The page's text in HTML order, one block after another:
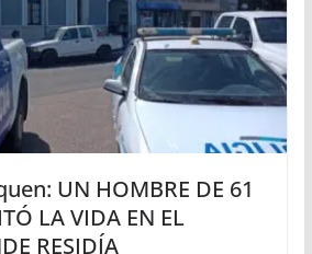
UN HOMBRE DE 61
LA VIDA EN EL
RESIDÍA